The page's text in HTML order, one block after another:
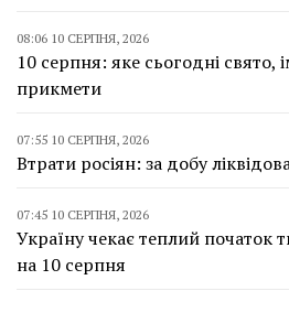
08:06 10 СЕРПНЯ, 2026
10 серпня: яке сьогодні свято,
прикмети
07:55 10 СЕРПНЯ, 2026
Втрати росіян: за добу
07:45 10 СЕРПНЯ, 2026
Україну чекає теплий початок
на 10 серпня